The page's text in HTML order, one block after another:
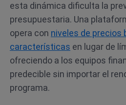
esta dinámica dificulta la
presupuestaria. Una
opera con niveles de precios
características en lugar de
ofreciendo a los equipos
predecible sin importar el
programa.